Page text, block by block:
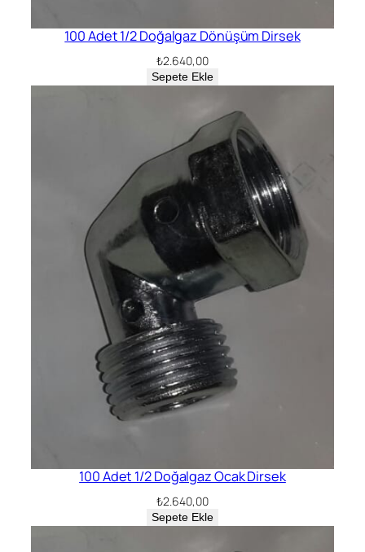
100 Adet 1/2 Doğalgaz Dönüşüm Dirsek
₺2.640,00
Sepete Ekle
100 Adet 1/2 Doğalgaz Ocak Dirsek
₺2.640,00
Sepete Ekle